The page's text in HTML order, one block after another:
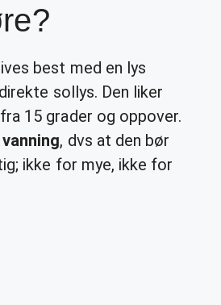
best med en lys
sollys. Den liker
15 grader og oppover.
vanning, dvs at den bør
ikke for mye, ikke for